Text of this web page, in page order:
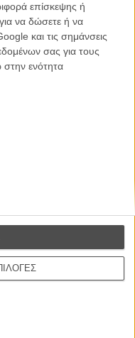
επίσκεψης ή
να δώσετε ή να
και τις σημάνσεις
σας για τους
ενότητα